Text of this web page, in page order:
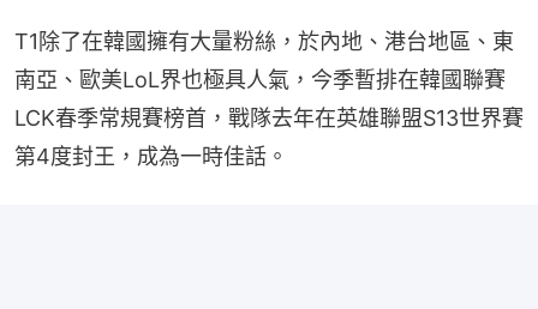
T1除了在韓國擁有大量粉絲，於內地、港台地區、東
南亞、歐美LoL界也極具人氣，今季暫排在韓國聯賽
LCK春季常規賽榜首，戰隊去年在英雄聯盟S13世界賽
第4度封王，成為一時佳話。